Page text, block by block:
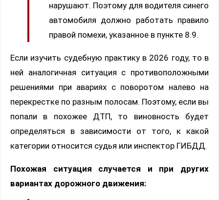
нарушают. Поэтому для водителя синего
автомобиля должно работать правило
правой помехи, указанное в пункте 8.9.
Если изучить судебную практику в 2026 году, то в
ней аналогичная ситуация с противоположными
решениями при авариях с поворотом налево на
перекрестке по разным полосам. Поэтому, если вы
попали в похожее ДТП, то виновность будет
определяться в зависимости от того, к какой
категории относится судья или инспектор ГИБДД.
Похожая ситуация случается и при других
вариантах дорожного движения: